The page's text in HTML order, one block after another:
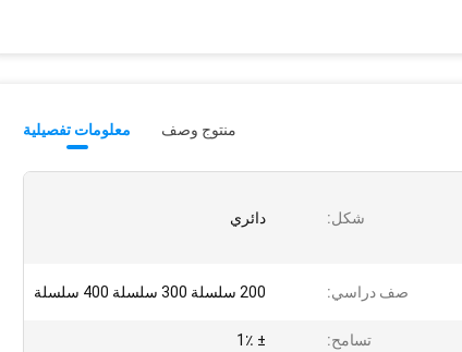
معلومات تفصيلية منتوج وصف
شكل: دائري
صف دراسي: 200 سلسلة 300 سلسلة 400 سلسلة
تسامح: ± 1٪